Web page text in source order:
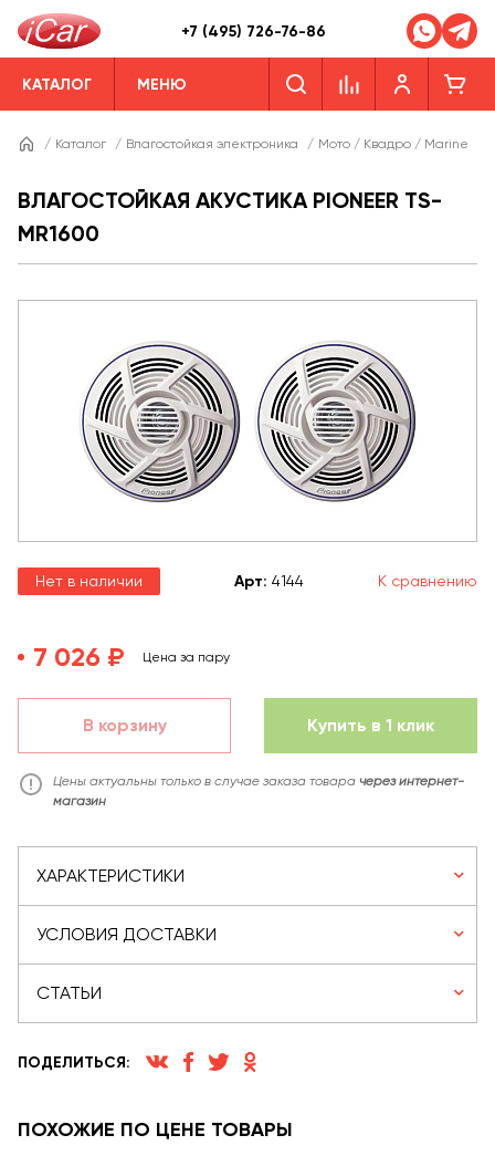
+7 (495) 726-76-86
КАТАЛОГ МЕНЮ
/ Каталог / Влагостойкая электроника / Мото / Квадро / Marine
ВЛАГОСТОЙКАЯ АКУСТИКА PIONEER TS-
MR1600
Нет в наличии Арт: 4144 К сравнению
7 026 ₽ Цена за пару
В корзину Купить в 1 клик
Цены актуальны только в случае заказа товара через интернет-
магазин
ХАРАКТЕРИСТИКИ
УСЛОВИЯ ДОСТАВКИ
СТАТЬИ
ПОДЕЛИТЬСЯ:
ПОХОЖИЕ ПО ЦЕНЕ ТОВАРЫ